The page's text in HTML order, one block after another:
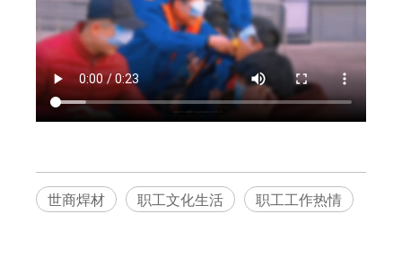
世商焊材 职工文化生活 职工工作热情